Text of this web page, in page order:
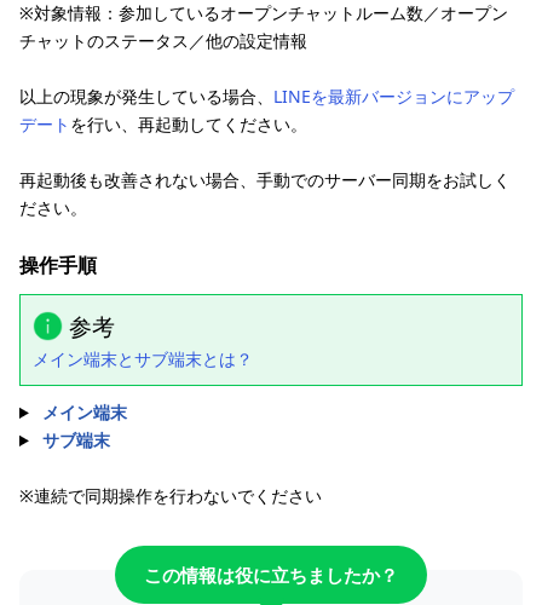
※対象情報：参加しているオープンチャットルーム数／オープン
チャットのステータス／他の設定情報
以上の現象が発生している場合、 LINEを最新バージョンにアップ
デート を行い、再起動してください。
再起動後も改善されない場合、手動でのサーバー同期をお試しく
ださい。
操作手順
参考
メイン端末とサブ端末とは？
メイン端末
サブ端末
※連続で同期操作を行わないでください
この情報は役に立ちましたか？